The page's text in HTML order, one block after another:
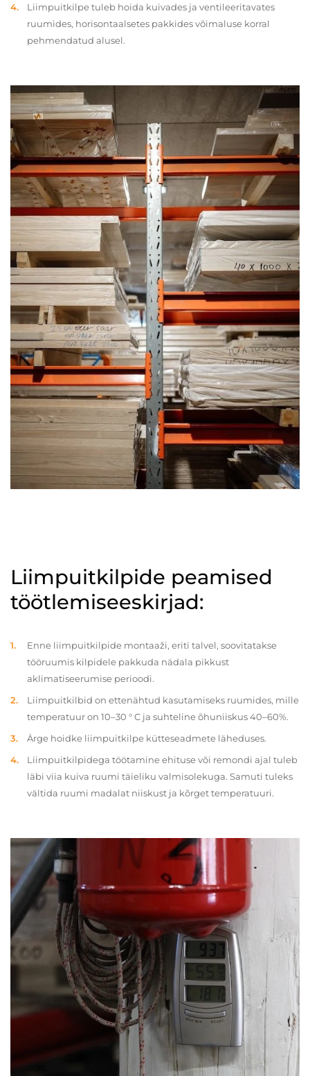
Liimpuitkilpe tuleb hoida kuivades ja ventileeritavates
ruumides, horisontaalsetes pakkides võimaluse korral
pehmendatud alusel.
Liimpuitkilpide peamised
töötlemiseeskirjad:
Enne liimpuitkilpide montaaži, eriti talvel, soovitatakse
tööruumis kilpidele pakkuda nädala pikkust
aklimatiseerumise perioodi.
Liimpuitkilbid on ettenähtud kasutamiseks ruumides, mille
temperatuur on 10–30 ° C ja suhteline õhuniiskus 40–60%.
Ärge hoidke liimpuitkilpe kütteseadmete läheduses.
Liimpuitkilpidega töötamine ehituse või remondi ajal tuleb
läbi viia kuiva ruumi täieliku valmisolekuga. Samuti tuleks
vältida ruumi madalat niiskust ja kõrget temperatuuri.